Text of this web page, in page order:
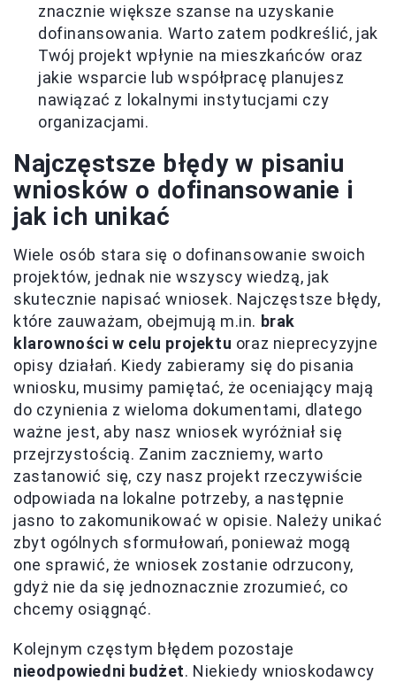
znacznie większe szanse na uzyskanie
dofinansowania. Warto zatem podkreślić, jak
Twój projekt wpłynie na mieszkańców oraz
jakie wsparcie lub współpracę planujesz
nawiązać z lokalnymi instytucjami czy
organizacjami.
Najczęstsze błędy w pisaniu
wniosków o dofinansowanie i
jak ich unikać
Wiele osób stara się o dofinansowanie swoich
projektów, jednak nie wszyscy wiedzą, jak
skutecznie napisać wniosek. Najczęstsze błędy,
które zauważam, obejmują m.in. brak
klarowności w celu projektu oraz nieprecyzyjne
opisy działań. Kiedy zabieramy się do pisania
wniosku, musimy pamiętać, że oceniający mają
do czynienia z wieloma dokumentami, dlatego
ważne jest, aby nasz wniosek wyróżniał się
przejrzystością. Zanim zaczniemy, warto
zastanowić się, czy nasz projekt rzeczywiście
odpowiada na lokalne potrzeby, a następnie
jasno to zakomunikować w opisie. Należy unikać
zbyt ogólnych sformułowań, ponieważ mogą
one sprawić, że wniosek zostanie odrzucony,
gdyż nie da się jednoznacznie zrozumieć, co
chcemy osiągnąć.
Kolejnym częstym błędem pozostaje
nieodpowiedni budżet. Niekiedy wnioskodawcy